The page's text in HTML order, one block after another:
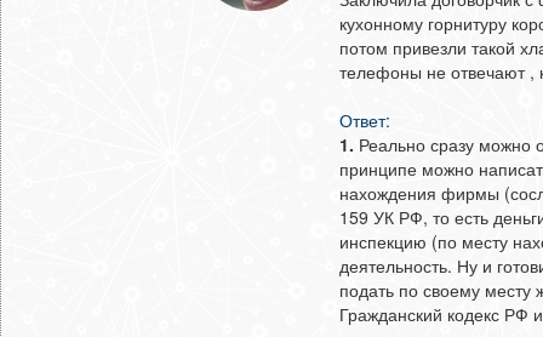
кухонному горнитуру
потом привезли такой
телефоны не отвечают ,
Ответ:
1. Реально сразу можно
принципе можно
нахождения фирмы
159 УК РФ, то есть
инспекцию (по месту
деятельность. Ну и
подать по своему месту
Гражданский кодекс РФ